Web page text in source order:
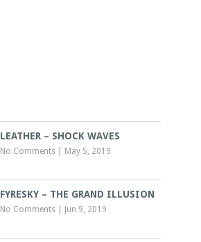
LEATHER – SHOCK WAVES
No Comments May 5, 2019
FYRESKY – THE GRAND ILLUSION
No Comments Jun 9, 2019